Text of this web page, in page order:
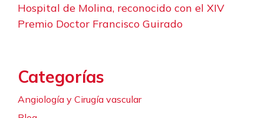
Hospital de Molina, reconocido con el XIV
Premio Doctor Francisco Guirado
Categorías
Angiología y Cirugía vascular